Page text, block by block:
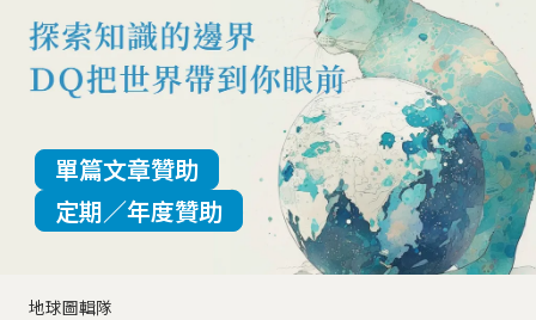
地球圖輯隊
單篇文章贊助
定期／年度贊助